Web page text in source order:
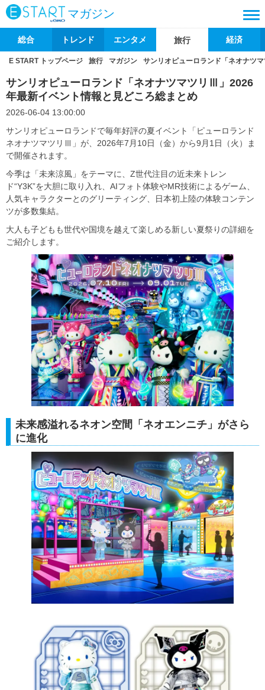
マガジン
総合 トレンド エンタメ 旅行 経済
E START トップページ 旅行 マガジン サンリオピューロランド「ネオナツ
サンリオピューロランド「ネオナツマツリⅢ」2026
年最新イベント情報と見どころ総まとめ
2026-06-04 13:00:00
サンリオピューロランドで毎年好評の夏イベント「ピューロランド
ネオナツマツリⅢ」が、2026年7月10日（金）から9月1日（火）ま
で開催されます。
今季は「未来涼風」をテーマに、Z世代注目の近未来トレン
ド“Y3K”を大胆に取り入れ、AIフォト体験やMR技術によるゲーム、
人気キャラクターとのグリーティング、日本初上陸の体験コンテン
ツが多数集結。
大人も子どもも世代や国境を越えて楽しめる新しい夏祭りの詳細を
ご紹介します。
未来感溢れるネオン空間「ネオエンニチ」がさら
に進化